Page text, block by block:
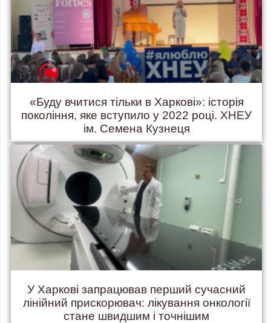
«Буду вчитися тільки в Харкові»: історія
покоління, яке вступило у 2022 році. ХНЕУ
ім. Семена Кузнеця
У Харкові запрацював перший сучасний
лінійний прискорювач: лікування онкології
стане швидшим і точнішим